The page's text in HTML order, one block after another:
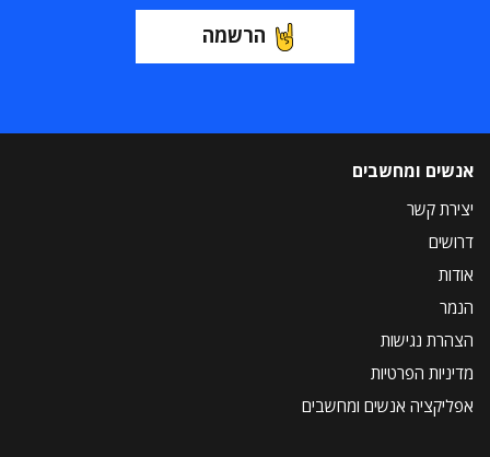
הרשמה
אנשים ומחשבים
יצירת קשר
דרושים
אודות
הנמר
הצהרת נגישות
מדיניות הפרטיות
אפליקציה אנשים ומחשבים